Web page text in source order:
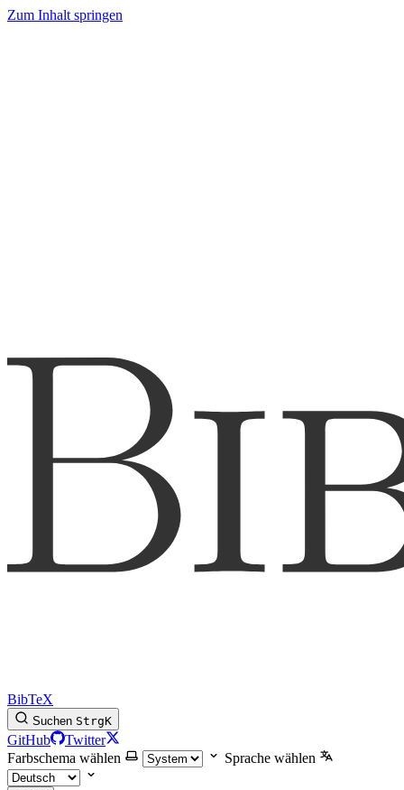
Zum Inhalt springen
BibTeX
Suchen StrgK
GitHub
Twitter
Farbschema wählen
Sprache wählen